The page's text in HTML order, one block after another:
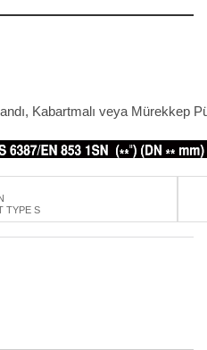
Kabartmalı veya Mürekkep
TYPE S